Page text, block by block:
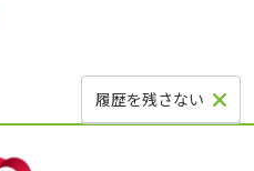
履歴を残さない